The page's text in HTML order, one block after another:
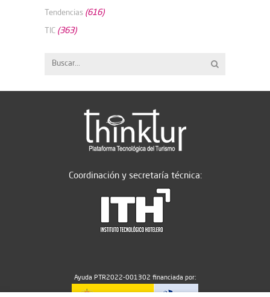
Tendencias (616)
TIC (363)
Coordinación y secretaría técnica:
Ayuda PTR2022-001302 financiada por: